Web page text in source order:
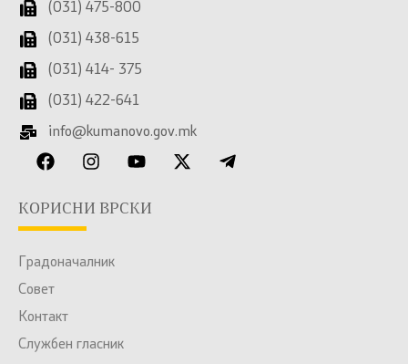
(031) 475-800
(031) 438-615
(031) 414- 375
(031) 422-641
info@kumanovo.gov.mk
КОРИСНИ ВРСКИ
Градоначалник
Совет
Контакт
Службен гласник